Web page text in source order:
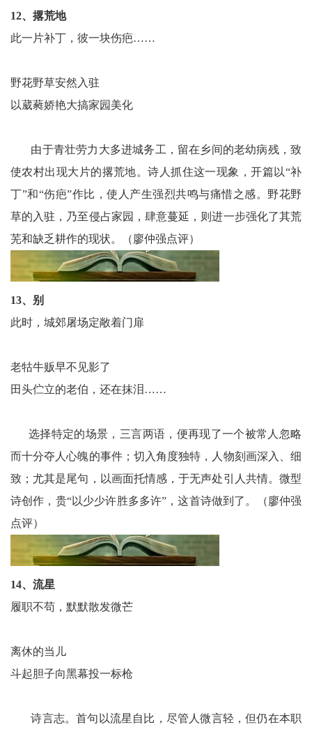
12、撂荒地
此一片补丁，彼一块伤疤……
野花野草安然入驻
以葳蕤娇艳大搞家园美化
由于青壮劳力大多进城务工，留在乡间的老幼病残，致
使农村出现大片的撂荒地。诗人抓住这一现象，开篇以“补
丁”和“伤疤”作比，使人产生强烈共鸣与痛惜之感。野花野
草的入驻，乃至侵占家园，肆意蔓延，则进一步强化了其荒
芜和缺乏耕作的现状。（廖仲强点评）
13、别
此时，城郊屠场定敞着门扉
老牯牛贩早不见影了
田头伫立的老伯，还在抹泪……
选择特定的场景，三言两语，便再现了一个被常人忽略
而十分夺人心魄的事件；切入角度独特，人物刻画深入、细
致；尤其是尾句，以画面托情感，于无声处引人共情。微型
诗创作，贵“以少少许胜多多许”，这首诗做到了。（廖仲强
点评）
14、流星
履职不苟，默默散发微芒
离休的当儿
斗起胆子向黑幕投一标枪
诗言志。首句以流星自比，尽管人微言轻，但仍在本职